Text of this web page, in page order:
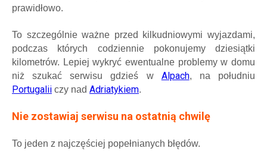
prawidłowo.
To szczególnie ważne przed kilkudniowymi wyjazdami,
podczas których codziennie pokonujemy dziesiątki
kilometrów. Lepiej wykryć ewentualne problemy w domu
niż szukać serwisu gdzieś w Alpach, na południu
Portugalii czy nad Adriatykiem.
Nie zostawiaj serwisu na ostatnią chwilę
To jeden z najczęściej popełnianych błędów.